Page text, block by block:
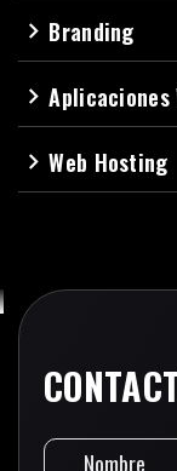
navigate_next Branding
navigate_nextAplicaciones
navigate_nextWeb Hosting